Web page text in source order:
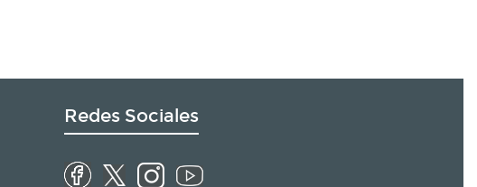
Redes Sociales